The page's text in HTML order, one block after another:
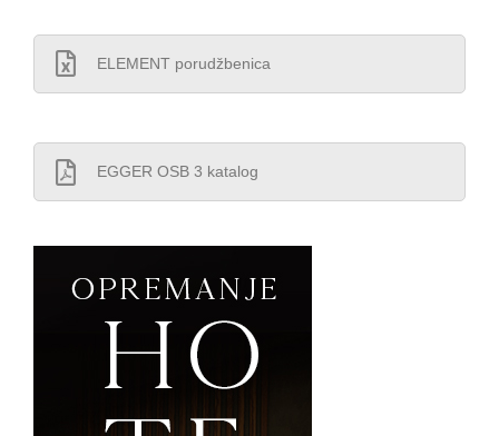
ELEMENT porudžbenica
EGGER OSB 3 katalog